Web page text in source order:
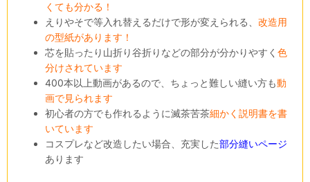
くても分かる！
えりやそで等入れ替えるだけで形が変えられる、改造用
の型紙があります！
芯を貼ったり山折り谷折りなどの部分が分かりやすく色
分けされています
400本以上動画があるので、ちょっと難しい縫い方も動
画で見られます
初心者の方でも作れるように滅茶苦茶細かく説明書を書
いています
コスプレなど改造したい場合、充実した部分縫いページ
あります